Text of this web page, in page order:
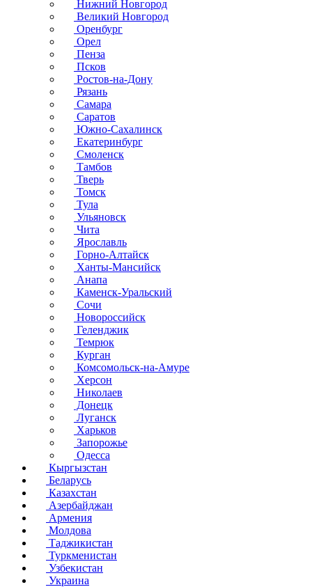
Нижний Новгород
Великий Новгород
Оренбург
Орел
Пенза
Псков
Ростов-на-Дону
Рязань
Самара
Саратов
Южно-Сахалинск
Екатеринбург
Смоленск
Тамбов
Тверь
Томск
Тула
Ульяновск
Чита
Ярославль
Горно-Алтайск
Ханты-Мансийск
Анапа
Каменск-Уральский
Сочи
Новороссийск
Геленджик
Темрюк
Курган
Комсомольск-на-Амуре
Херсон
Николаев
Донецк
Луганск
Харьков
Запорожье
Одесса
Кыргызстан
Беларусь
Казахстан
Азербайджан
Армения
Молдова
Таджикистан
Туркменистан
Узбекистан
Украина